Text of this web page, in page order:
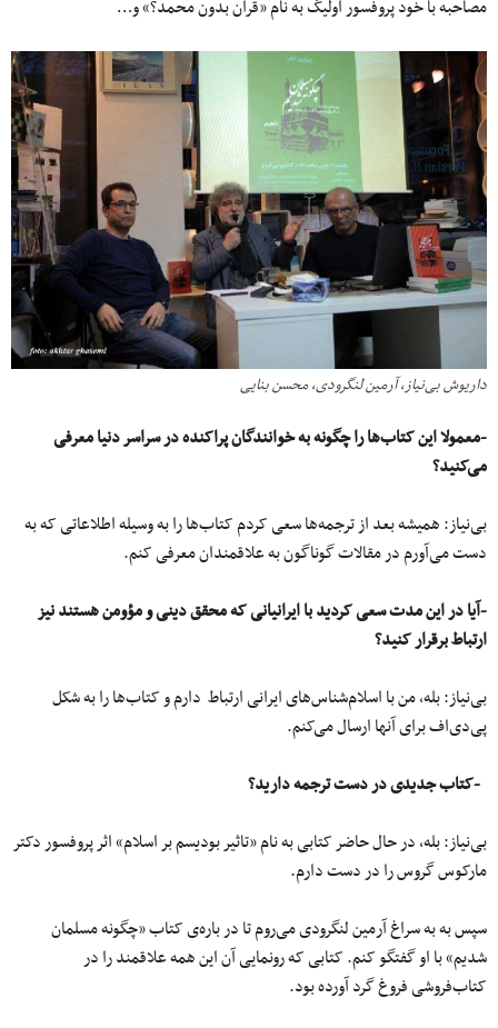
مصاحبه با خود پروفسور اولیگ به نام «قرآن بدون محمد؟» و…
داریوش بی‌نیاز، آرمین لنگرودی، محسن بنایی
-معمولا این کتاب‌ها را چگونه به خوانندگان پراکنده در سراسر دنیا معرفی
می‌کنید؟
بی‌نیاز: همیشه بعد از ترجمه‌ها سعی کردم کتاب‌ها را به وسیله اطلاعاتی که به‌
دست می‌آورم در مقالات گوناگون به علاقمندان معرفی کنم.
-آیا در این مدت سعی کردید با ایرانیانی که محقق دینی و مؤومن هستند نیز
ارتباط برقرار کنید؟
بی‌نیاز:‌ بله، من با اسلام‌شناس‌های ایرانی ارتباط دارم و کتاب‌ها را به شکل
پی‌دی‌اف برای آنها ارسال می‌کنم.
-کتاب جدیدی در دست ترجمه دارید؟
بی‌نیاز: بله، در حال حاضر کتابی به نام «تاثیر بودیسم بر اسلام» اثر پروفسور دکتر
مارکوس گروس را در دست دارم.
سپس به به سراغ آرمین لنگرودی می‌روم تا در باره‌ی کتاب «چگونه مسلمان
شدیم» با او گفتگو کنم. کتابی که رونمایی آن این همه علاقمند را در
کتاب‌فروشی فروغ گرد آورده بود.